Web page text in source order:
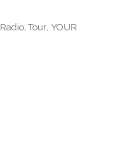
Radio,Tour, YOUR